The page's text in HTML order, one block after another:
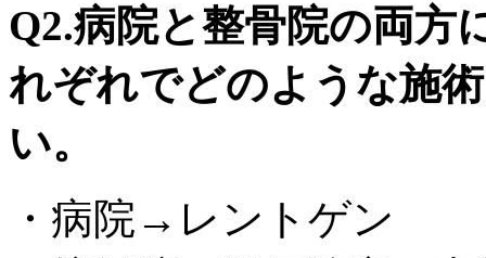
Q2.病院と整骨院の両方
れぞれでどのような施
い。
・病院→レントゲン